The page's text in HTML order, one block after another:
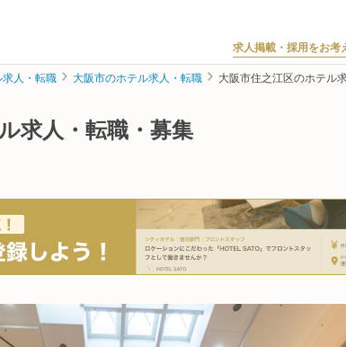
求人掲載・採用をお考
人・転職 大阪市のホテル求人・転職 大阪市住之江区のホテル
求人・転職・募集